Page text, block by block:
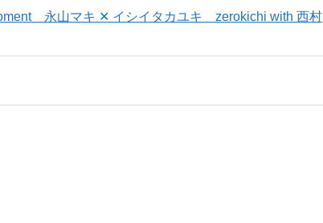
永山マキ ✕ イシイタカユキ zerokichi with 西村